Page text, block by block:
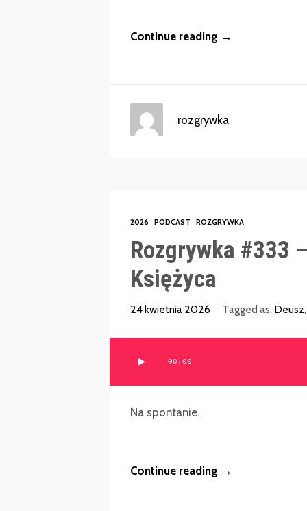
Continue reading →
rozgrywka
2026 PODCAST ROZGRYWKA
Rozgrywka #333
Księżyca
24 kwietnia 2026 Tagged as: Deusz,
plików
dźwiękowych
00:00
Na spontanie.
Continue reading →